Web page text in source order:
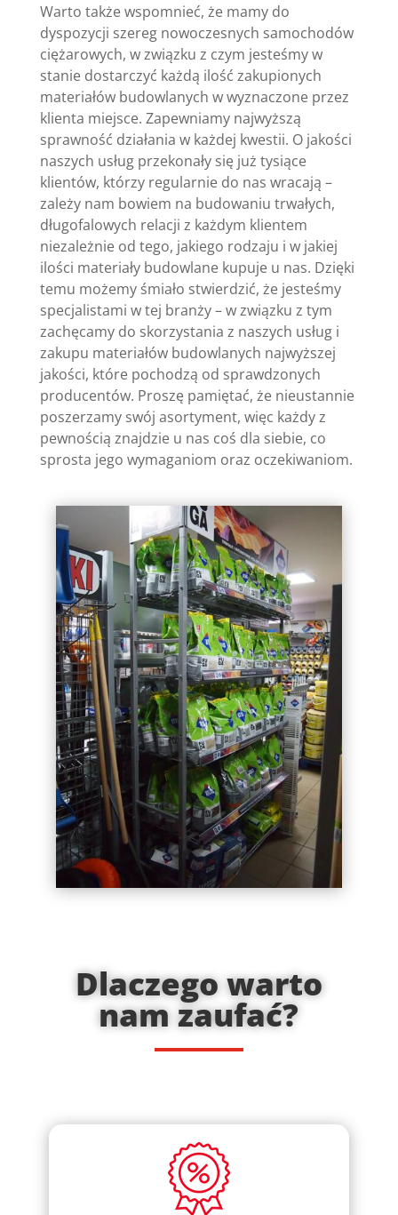
Warto także wspomnieć, że mamy do
dyspozycji szereg nowoczesnych samochodów
ciężarowych, w związku z czym jesteśmy w
stanie dostarczyć każdą ilość zakupionych
materiałów budowlanych w wyznaczone przez
klienta miejsce. Zapewniamy najwyższą
sprawność działania w każdej kwestii. O jakości
naszych usług przekonały się już tysiące
klientów, którzy regularnie do nas wracają –
zależy nam bowiem na budowaniu trwałych,
długofalowych relacji z każdym klientem
niezależnie od tego, jakiego rodzaju i w jakiej
ilości materiały budowlane kupuje u nas. Dzięki
temu możemy śmiało stwierdzić, że jesteśmy
specjalistami w tej branży – w związku z tym
zachęcamy do skorzystania z naszych usług i
zakupu materiałów budowlanych najwyższej
jakości, które pochodzą od sprawdzonych
producentów. Proszę pamiętać, że nieustannie
poszerzamy swój asortyment, więc każdy z
pewnością znajdzie u nas coś dla siebie, co
sprosta jego wymaganiom oraz oczekiwaniom.
Dlaczego warto
nam zaufać?